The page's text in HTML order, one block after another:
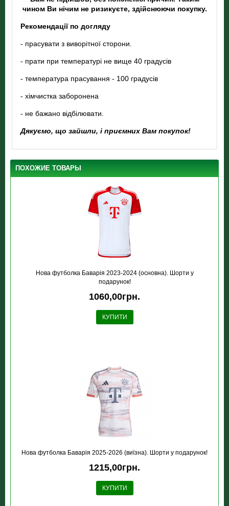
чином Ви нічим не ризикуєте, здійснюючи покупку.
Рекомендації по догляду
- прасувати з виворітної сторони.
- прати при температурі не вище 40 градусів
- температура прасування - 100 градусів
- хімчистка заборонена
- не бажано відбілювати.
Дякуємо, що зайшли, і приємних Вам покупок!
ПОХОЖИЕ ТОВАРЫ
Нова футболка Баварія 2023-2024 (основна). Шорти у
подарунок!
1060,00грн.
КУПИТИ
Нова футболка Баварія 2025-2026 (виїзна). Шорти у подарунок!
1215,00грн.
КУПИТИ